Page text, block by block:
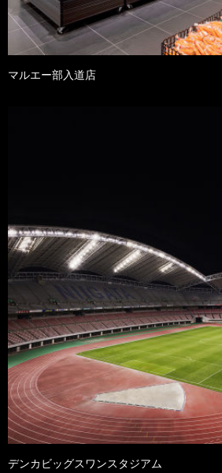
マルエー部入道店
デンカビッグスワンスタジアム